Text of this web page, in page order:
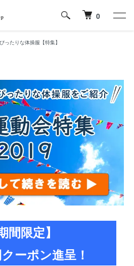
0
ったりな体操服【特集】
間限定】
ーポン進呈！